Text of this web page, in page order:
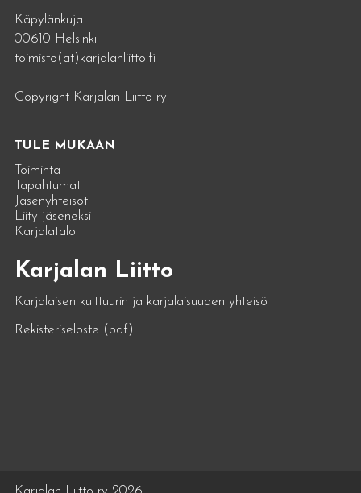
Käpylänkuja 1
00610 Helsinki
toimisto(at)karjalanliitto.fi
Copyright Karjalan Liitto ry
TULE MUKAAN
Toiminta
Tapahtumat
Jäsenyhteisöt
Liity jäseneksi
Karjalatalo
Karjalan Liitto
Karjalaisen kulttuurin ja karjalaisuuden yhteisö
Rekisteriseloste (pdf)